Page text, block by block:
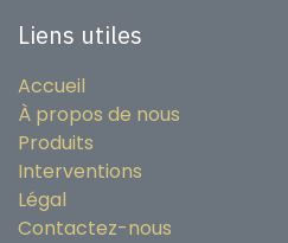
Liens utiles
Accueil
À propos de nous
Produits
Interventions
Légal
Contactez-nous